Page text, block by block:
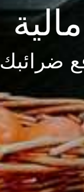
ضرائبك